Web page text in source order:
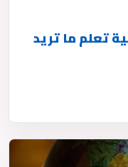
تعلم ما تريد